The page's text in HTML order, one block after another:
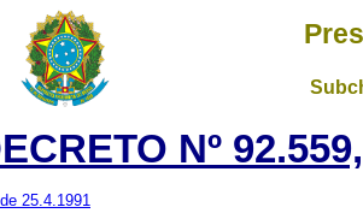
Nº
25.4.1991